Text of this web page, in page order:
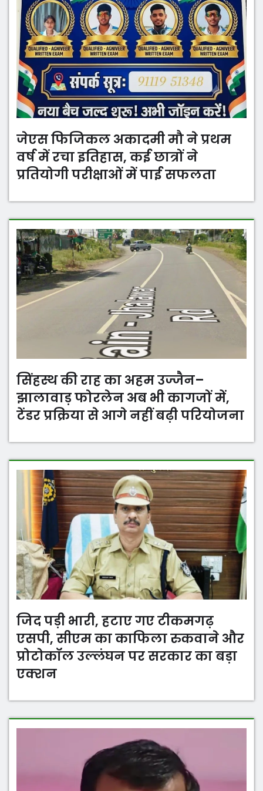
जेएस फिजिकल अकादमी मौ ने प्रथम
वर्ष में रचा इतिहास, कई छात्रों ने
प्रतियोगी परीक्षाओं में पाई सफलता
सिंहस्थ की राह का अहम उज्जैन–
झालावाड़ फोरलेन अब भी कागजों में,
टेंडर प्रक्रिया से आगे नहीं बढ़ी परियोजना
जिद पड़ी भारी, हटाए गए टीकमगढ़
एसपी, सीएम का काफिला रुकवाने और
प्रोटोकॉल उल्लंघन पर सरकार का बड़ा
एक्शन